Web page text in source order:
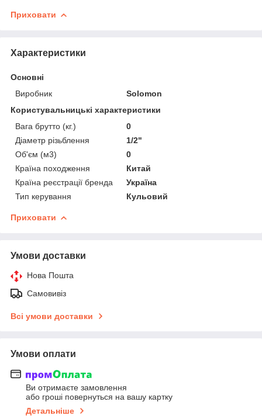
Приховати
Характеристики
Основні
Виробник
Solomon
Користувальницькі характеристики
Вага брутто (кг.)
0
Діаметр різьблення
1/2"
Об'єм (м3)
0
Країна походження
Китай
Країна реєстрації бренда
Україна
Тип керування
Кульовий
Приховати
Умови доставки
Нова Пошта
Самовивіз
Всі умови доставки
Умови оплати
Ви отримаєте замовлення
або гроші повернуться на вашу картку
Детальніше